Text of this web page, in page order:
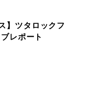
】ツタロックフ
レポート